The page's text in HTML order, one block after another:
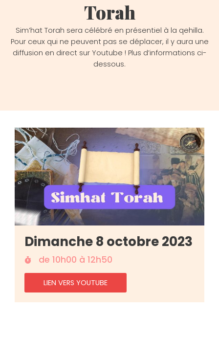
Torah
Sim’hat Torah sera célébré en présentiel à la qehilla.
Pour ceux qui ne peuvent pas se déplacer, il y aura une
diffusion en direct sur Youtube ! Plus d’informations ci-
dessous.
Dimanche 8 octobre 2023
de 10h00 à 12h50
LIEN VERS YOUTUBE